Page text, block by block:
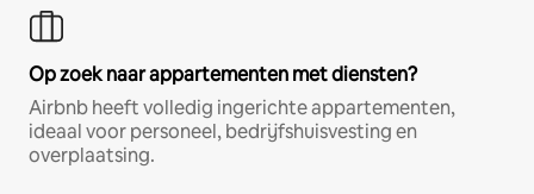
Op zoek naar appartementen met diensten?
Airbnb heeft volledig ingerichte appartementen,
ideaal voor personeel, bedrijfshuisvesting en
overplaatsing.